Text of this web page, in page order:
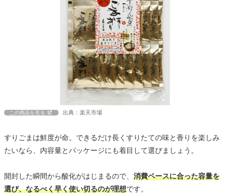
この商品を見る 出典：楽天市場
すりごまは鮮度が命。できるだけ長くすりたての味と香りを楽しみ
たいなら、内容量とパッケージにも着目して選びましょう。
開封した瞬間から酸化がはじまるので、 消費ペースに合った容量を
選び、なるべく早く使い切るのが理想です。